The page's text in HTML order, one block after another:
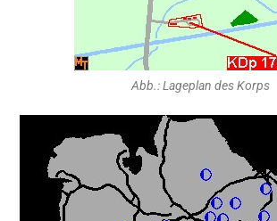
Abb.: Lageplan des Korps